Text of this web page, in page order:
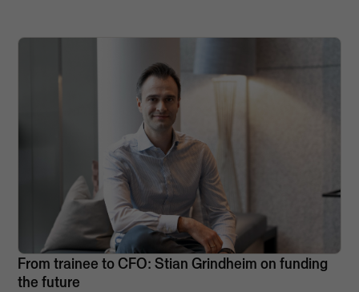
From trainee to CFO: Stian Grindheim on funding
the future